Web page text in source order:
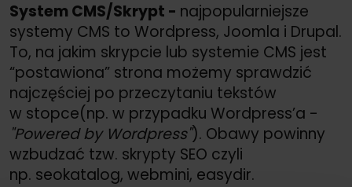
System CMS/Skrypt - najpopularniejsze
systemy CMS to Wordpress, Joomla i Drupal.
To, na jakim skrypcie lub systemie CMS jest
“postawiona” strona możemy sprawdzić
najczęściej po przeczytaniu tekstów
w stopce(np. w przypadku Wordpress’a -
"Powered by Wordpress"). Obawy powinny
wzbudzać tzw. skrypty SEO czyli
np. seokatalog, webmini, easydir.